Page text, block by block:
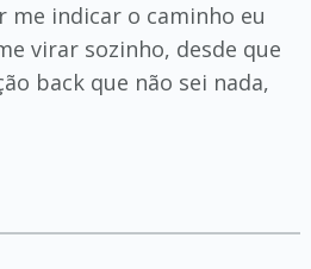
me indicar o caminho eu
virar sozinho, desde que
back que não sei nada,